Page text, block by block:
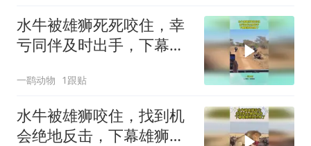
水牛被雄狮死死咬住，幸
亏同伴及时出手，下幕雄
一鹞动物 1跟贴
水牛被雄狮咬住，找到机
会绝地反击，下幕雄狮想